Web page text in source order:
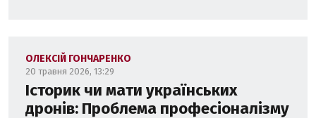
ОЛЕКСІЙ ГОНЧАРЕНКО
20 травня 2026, 13:29
Історик чи мати українських
дронів: Проблема професіоналізму